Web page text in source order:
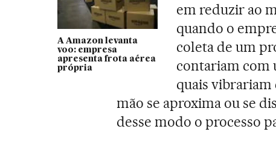
A Amazon levanta
voo: empresa
apresenta frota aérea
própria
em reduzir ao
quando o
coleta de um
contariam com
quais vibrariam
mão se aproxima ou se
desse modo o processo